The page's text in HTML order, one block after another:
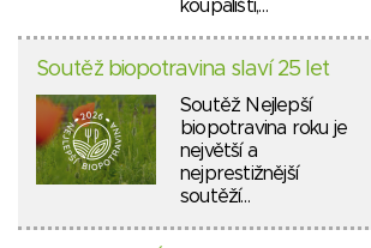
koupališti,…
Soutěž biopotravina slaví 25 let
Soutěž Nejlepší
biopotravina roku je
největší a
nejprestižnější
soutěží…